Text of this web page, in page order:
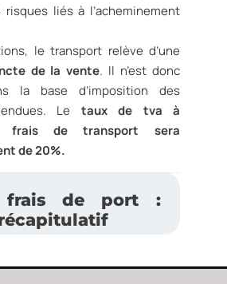
risques liés à l’acheminement
le transport relève d’une
de la vente. Il n’est donc
la base d’imposition des
Le taux de tva à
frais de transport sera
de 20%.
frais de port :